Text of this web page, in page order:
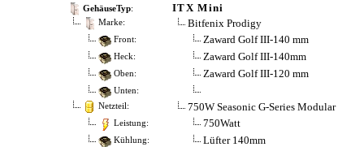
GehäuseTyp: ITX Mini
Marke: Bitfenix Prodigy
Front: Zaward Golf III-140 mm
Heck: Zaward Golf III-140mm
Oben: Zaward Golf III-120 mm
Unten:
Netzteil:
750W Seasonic G-Series Modular
Leistung: 750Watt
Kühlung: Lüfter 140mm